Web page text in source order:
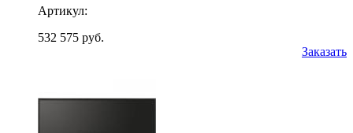
Артикул:
532 575 руб.
Заказать